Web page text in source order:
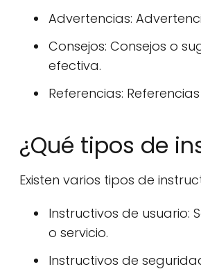
Advertencias:
Consejos: Consejos o
efectiva.
Referencias:
¿Qué tipos de
Existen varios tipos de
Instructivos de
o servicio.
Instructivos de